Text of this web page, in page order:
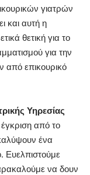
γιατρών
και αυτή η
θετική για το
για την
επικουρικό
Υηρεσίας
από το
ένα
Ευελπιστούμε
να δουν